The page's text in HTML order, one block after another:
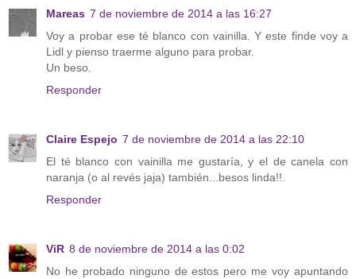
Mareas 7 de noviembre de 2014 a las 16:27
Voy a probar ese té blanco con vainilla. Y este finde voy a
Lidl y pienso traerme alguno para probar.
Un beso.
Responder
Claire Espejo 7 de noviembre de 2014 a las 22:10
El té blanco con vainilla me gustaría, y el de canela con
naranja (o al revés jaja) también...besos linda!!.
Responder
ViR 8 de noviembre de 2014 a las 0:02
No he probado ninguno de estos pero me voy apuntando